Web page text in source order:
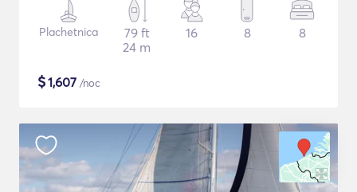
Plachetnica
79 ft
24 m
16 8 8
$1,607 /noc